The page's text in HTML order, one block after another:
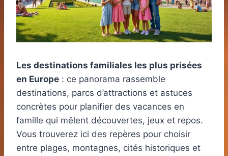
Les destinations familiales les plus prisées
en Europe : ce panorama rassemble
destinations, parcs d’attractions et astuces
concrètes pour planifier des vacances en
famille qui mêlent découvertes, jeux et repos.
Vous trouverez ici des repères pour choisir
entre plages, montagnes, cités historiques et